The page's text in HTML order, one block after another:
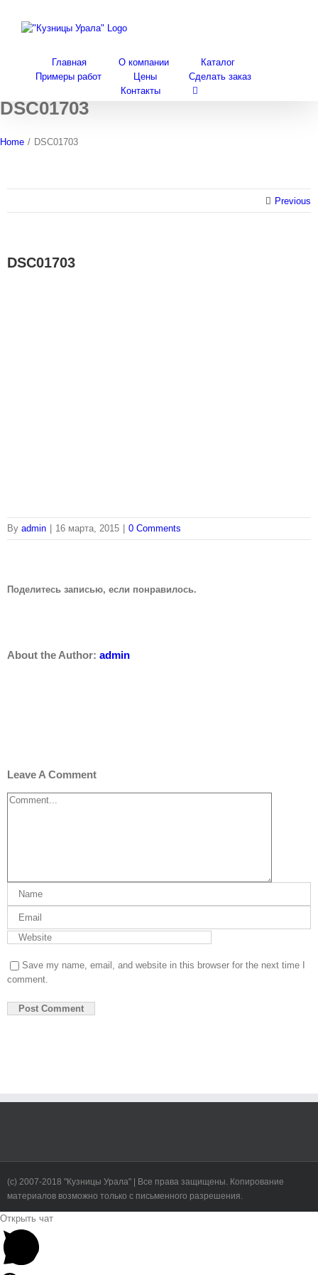
content
Главная О компании
Каталог
Примеры работ
Цены
Сделать заказ
Контакты
DSC01703
Home / DSC01703
Previous
DSC01703
By admin 16 марта, 2015 0 Comments
Поделитесь записью, если понравилось.
About the Author: admin
Leave A Comment
Comment
Save my name, email, and website in this browser for the next time I
comment.
(c) 2007-2018 "Кузницы Урала" | Все права защищены. Копирование
материалов возможно только с письменного разрешения.
Toggle
Sliding
Bar
Area
Открыть чат